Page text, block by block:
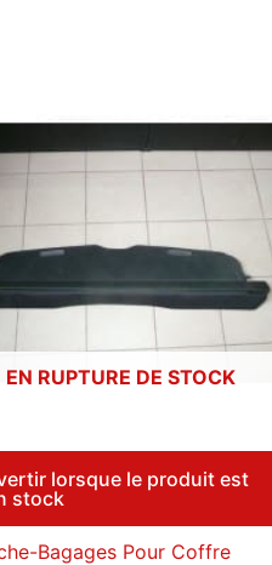
EN RUPTURE DE STOCK
lorsque le produit est
stock
Bagages Pour Coffre